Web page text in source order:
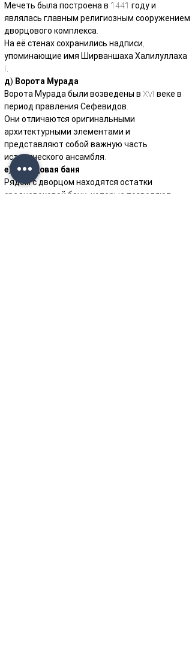
Мечеть была построена в 1441 году и
являлась главным религиозным сооружением
дворцового комплекса.
На её стенах сохранились надписи,
упоминающие имя Ширваншаха Халилуллаха
I.
д) Ворота Мурада
Ворота Мурада были возведены в XVI веке в
период правления Сефевидов.
Они отличаются оригинальными
архитектурными элементами и
представляют собой важную часть
исторического ансамбля.
е) Дворцовая баня
Рядом с дворцом находятся остатки
средневековой бани, которые позволяют